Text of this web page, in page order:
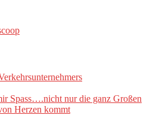
Spass….nicht nur die ganz Großen
Herzen kommt